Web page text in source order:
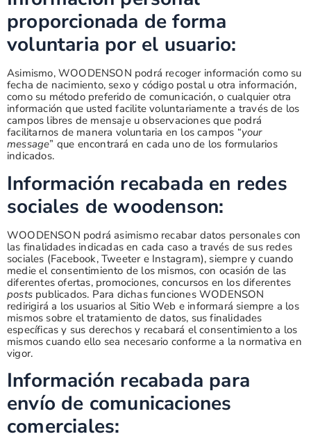
proporcionada de forma
voluntaria por el usuario:
Asimismo, WOODENSON podrá recoger información como su
fecha de nacimiento, sexo y código postal u otra información,
como su método preferido de comunicación, o cualquier otra
información que usted facilite voluntariamente a través de los
campos libres de mensaje u observaciones que podrá
facilitarnos de manera voluntaria en los campos “your
message” que encontrará en cada uno de los formularios
indicados.
Información recabada en redes
sociales de woodenson:
WOODENSON podrá asimismo recabar datos personales con
las finalidades indicadas en cada caso a través de sus redes
sociales (Facebook, Tweeter e Instagram), siempre y cuando
medie el consentimiento de los mismos, con ocasión de las
diferentes ofertas, promociones, concursos en los diferentes
posts publicados. Para dichas funciones WODENSON
redirigirá a los usuarios al Sitio Web e informará siempre a los
mismos sobre el tratamiento de datos, sus finalidades
específicas y sus derechos y recabará el consentimiento a los
mismos cuando ello sea necesario conforme a la normativa en
vigor.
Información recabada para
envío de comunicaciones
comerciales: